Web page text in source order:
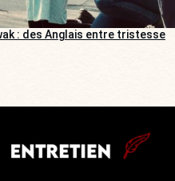
: des Anglais entre tristesse